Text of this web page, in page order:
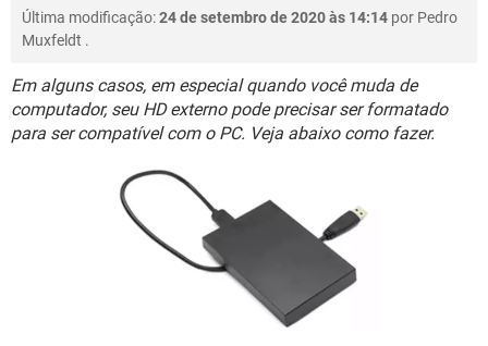
INSTAGRAM GMAIL
OUTLOOK
INSTAGRAM GMAIL
GUIA DE COMPRAS
JOGOS WHATSAPP
OUTLOOK EXCEL
INSTAGRAM GMAIL
GLOSSÁRIO
JOGOS WHATSAPP
CELULAR FACEBOOK
GUIA DE COMPRAS
Última modificação:24 de setembro de 2020 às 14:14 por Pedro
Muxfeldt .
Em alguns casos, em especial quando você muda de
computador, seu HD externo pode precisar ser formatado
para ser compatível com o PC. Veja abaixo como fazer.